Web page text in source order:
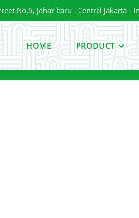
No.5, Johar baru - Central Jakarta -
HOME PRODUCT